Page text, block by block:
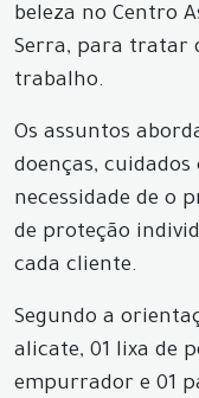
beleza no Centro
Serra, para tratar
trabalho.
Os assuntos
doenças,
necessidade de o
de proteção
cada cliente.
Segundo a
alicate, 01 lixa de
empurrador e 01